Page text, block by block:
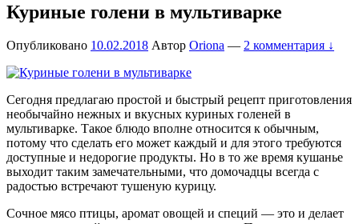
Куриные голени в мультиварке
Опубликовано 10.02.2018 Автор Oriona — 2 комментария ↓
Сегодня предлагаю простой и быстрый рецепт приготовления
необычайно нежных и вкусных куриных голеней в
мультиварке. Такое блюдо вполне относится к обычным,
потому что сделать его может каждый и для этого требуются
доступные и недорогие продукты. Но в то же время кушанье
выходит таким замечательными, что домочадцы всегда с
радостью встречают тушеную курицу.
Сочное мясо птицы, аромат овощей и специй — это и делает